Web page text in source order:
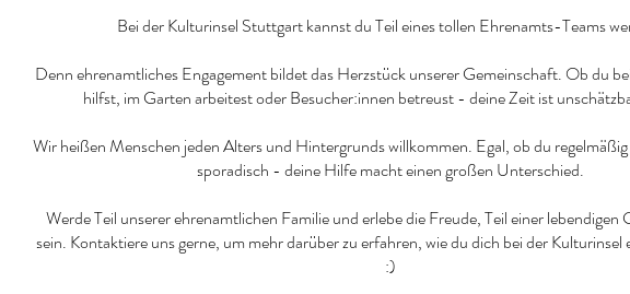
Bei der Kulturinsel Stuttgart kannst du Teil eines tollen Ehrenamts-Teams
Denn ehrenamtliches Engagement bildet das Herzstück unserer Gemeinschaft. Ob du
hilfst, im Garten arbeitest oder Besucher:innen betreust - deine Zeit ist
Wir heißen Menschen jeden Alters und Hintergrunds willkommen. Egal, ob du
sporadisch - deine Hilfe macht einen großen Unterschied.
Werde Teil unserer ehrenamtlichen Familie und erlebe die Freude, Teil einer lebendigen
sein. Kontaktiere uns gerne, um mehr darüber zu erfahren, wie du dich bei der Kulturinsel
:)